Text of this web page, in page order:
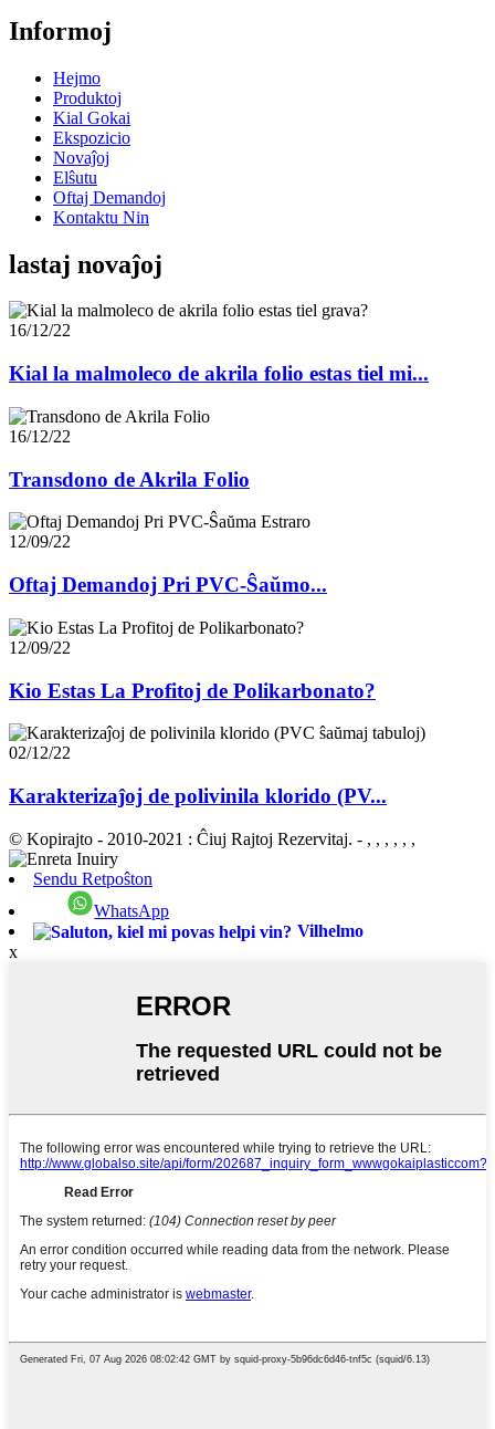
Informoj
Hejmo
Produktoj
Kial Gokai
Ekspozicio
Novaĵoj
Elŝutu
Oftaj Demandoj
Kontaktu Nin
lastaj novaĵoj
16/12/22
Kial la malmoleco de akrila folio estas tiel mi...
16/12/22
Transdono de Akrila Folio
12/09/22
Oftaj Demandoj Pri PVC-Ŝaŭmo...
12/09/22
Kio Estas La Profitoj de Polikarbonato?
02/12/22
Karakterizaĵoj de polivinila klorido (PV...
© Kopirajto - 2010-2021 : Ĉiuj Rajtoj Rezervitaj. - , , , , , ,
Sendu Retpoŝton
WhatsApp
Vilhelmo
x